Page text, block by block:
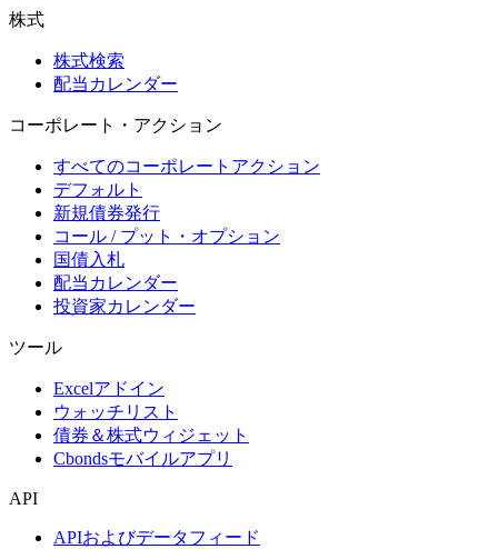
株式
株式検索
配当カレンダー
コーポレート・アクション
すべてのコーポレートアクション
デフォルト
新規債券発行
コール / プット・オプション
国債入札
配当カレンダー
投資家カレンダー
ツール
Excelアドイン
ウォッチリスト
債券＆株式ウィジェット
Cbondsモバイルアプリ
API
APIおよびデータフィード